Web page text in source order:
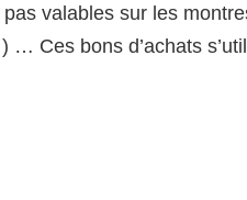
valables sur les
… Ces bons d’achats